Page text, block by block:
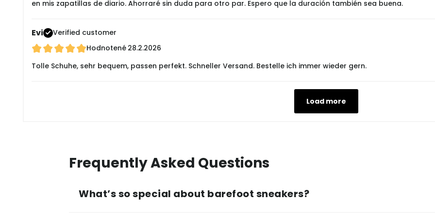
en mis zapatillas de diario. Ahorraré sin duda para otro par. Espero que la duración también sea buena.
Evi
Verified customer
Hodnotené 28.2.2026
Tolle Schuhe, sehr bequem, passen perfekt. Schneller Versand. Bestelle ich immer wieder gern.
Load more
Frequently Asked Questions
What’s so special about barefoot sneakers?